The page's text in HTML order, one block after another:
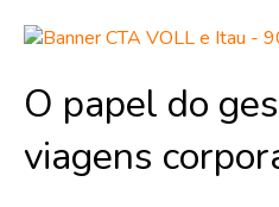
O papel do
viagens